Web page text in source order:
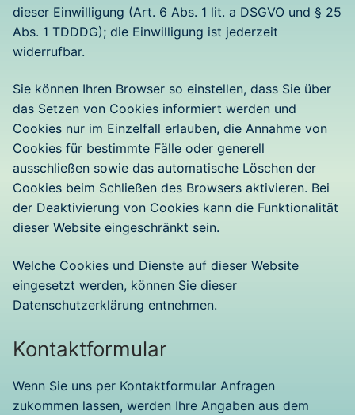
dieser Einwilligung (Art. 6 Abs. 1 lit. a DSGVO und § 25
Abs. 1 TDDDG); die Einwilligung ist jederzeit
widerrufbar.
Sie können Ihren Browser so einstellen, dass Sie über
das Setzen von Cookies informiert werden und
Cookies nur im Einzelfall erlauben, die Annahme von
Cookies für bestimmte Fälle oder generell
ausschließen sowie das automatische Löschen der
Cookies beim Schließen des Browsers aktivieren. Bei
der Deaktivierung von Cookies kann die Funktionalität
dieser Website eingeschränkt sein.
Welche Cookies und Dienste auf dieser Website
eingesetzt werden, können Sie dieser
Datenschutzerklärung entnehmen.
Kontaktformular
Wenn Sie uns per Kontaktformular Anfragen
zukommen lassen, werden Ihre Angaben aus dem